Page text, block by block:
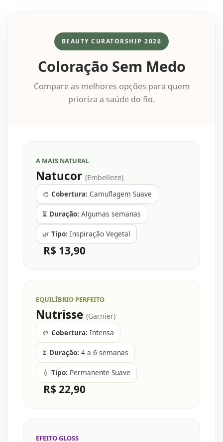
BEAUTY CURATORSHIP 2026
Coloração Sem Medo
Compare as melhores opções para quem
prioriza a saúde do fio.
A MAIS NATURAL
Natucor (Embelleze)
🎨 Cobertura: Camuflagem Suave
⏳ Duração: Algumas semanas
🌿 Tipo: Inspiração Vegetal
R$ 13,90
EQUILÍBRIO PERFEITO
Nutrisse (Garnier)
🎨 Cobertura: Intensa
⏳ Duração: 4 a 6 semanas
💧 Tipo: Permanente Suave
R$ 22,90
EFEITO GLOSS